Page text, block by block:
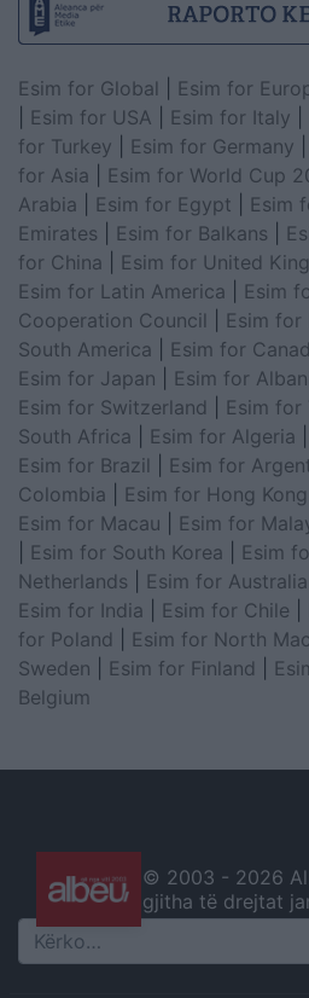
Esim for Global Esim for
Esim for USA Esim for Italy
for Turkey
Esim for Germany
for Asia
Esim for World Cup
Arabia
Esim for Egypt
Esim
Emirates
Esim for Balkans
for China
Esim for United
Esim for Latin America
Esim
Cooperation Council
Esim for
South America
Esim for
Esim for Japan
Esim for
Esim for Switzerland
Esim for
South Africa
Esim for Algeria
Esim for Brazil
Esim for
Colombia
Esim for Hong Kong
Esim for Macau
Esim for
Esim for South Korea Esim
Netherlands
Esim for Australia
Esim for India
Esim for Chile
for Poland
Esim for North
Sweden
Esim for Finland
Belgium
© 2003 - 2026
gjitha të drejtat
Search